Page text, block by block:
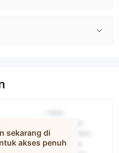
sekarang di
akses penuh
Merin